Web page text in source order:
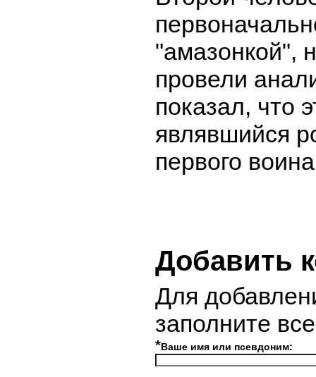
"амазонкой",
провели
показал, что
являвшийся
первого
Добавить
Для
заполните
*Ваше имя или псевдоним: